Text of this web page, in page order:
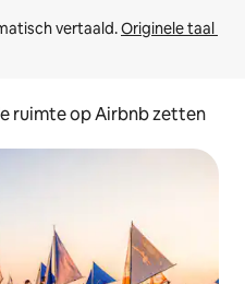
vertaald. Originele taal
ruimte op Airbnb zetten